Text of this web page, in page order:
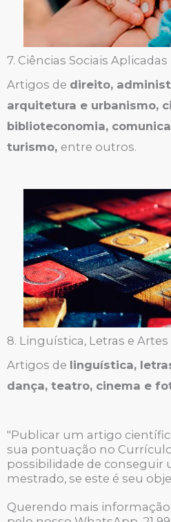
7. Ciências Sociais Aplicadas
Artigos de direito,
arquitetura e urbanismo,
biblioteconomia,
turismo, entre outros.
8. Linguística, Letras e Artes
Artigos de linguística,
dança, teatro, cinema e
"Publicar um artigo
sua pontuação no
possibilidade de conseguir
mestrado, se este é seu
Querendo mais